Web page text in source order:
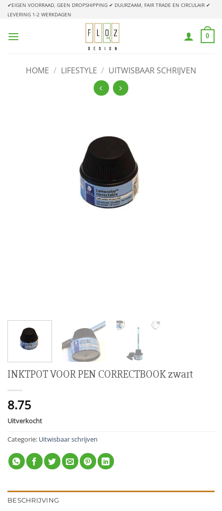
Ga
naar
✔EIGEN VOORRAAD, GEEN DROPSHIPPING ✔ DUURZAAM, FAIR TRADE EN CIRCULAIR ✔
LEVERING 1-2 WERKDAGEN
0
HOME / LIFESTYLE / UITWISBAAR SCHRIJVEN
INKTPOT VOOR PEN CORRECTBOOK zwart
8.75
Uitverkocht
Categorie: Uitwisbaar schrijven
BESCHRIJVING